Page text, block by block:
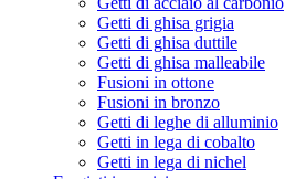
Getti di ghisa grigia
Getti di ghisa duttile
Getti di ghisa malleabile
Fusioni in ottone
Fusioni in bronzo
Getti di leghe di alluminio
Getti in lega di cobalto
Getti in lega di nichel